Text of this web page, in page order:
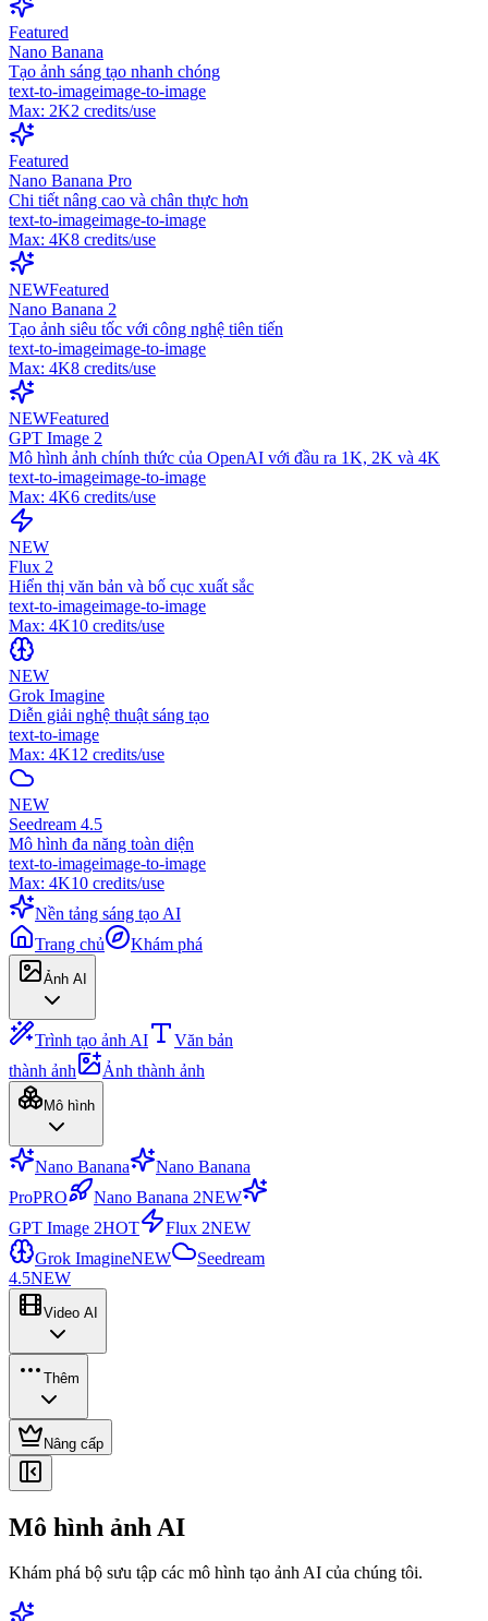
Featured
Nano Banana
Tạo ảnh sáng tạo nhanh chóng
text-to-imageimage-to-image
Max: 2K2 credits/use
Featured
Nano Banana Pro
Chi tiết nâng cao và chân thực hơn
text-to-imageimage-to-image
Max: 4K8 credits/use
NEWFeatured
Nano Banana 2
Tạo ảnh siêu tốc với công nghệ tiên tiến
text-to-imageimage-to-image
Max: 4K8 credits/use
NEWFeatured
GPT Image 2
Mô hình ảnh chính thức của OpenAI với đầu ra 1K, 2K và 4K
text-to-imageimage-to-image
Max: 4K6 credits/use
NEW
Flux 2
Hiển thị văn bản và bố cục xuất sắc
text-to-imageimage-to-image
Max: 4K10 credits/use
NEW
Grok Imagine
Diễn giải nghệ thuật sáng tạo
text-to-image
Max: 4K12 credits/use
NEW
Seedream 4.5
Mô hình đa năng toàn diện
text-to-imageimage-to-image
Max: 4K10 credits/use
Nền tảng sáng tạo AI
Trang chủ
Khám phá
Ảnh AI
Trình tạo ảnh AI
Văn bản
thành ảnh
Ảnh thành ảnh
Mô hình
Nano Banana
Nano Banana
ProPRO Nano Banana 2NEW
GPT Image 2HOT Flux 2NEW
Grok ImagineNEW
Seedream
4.5NEW
Video AI
Thêm
Nâng cấp
Mô hình ảnh AI
Khám phá bộ sưu tập các mô hình tạo ảnh AI của chúng tôi.